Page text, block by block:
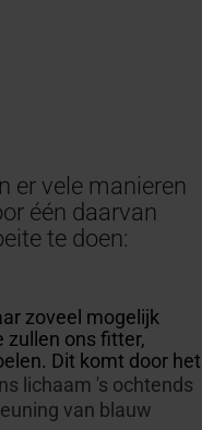
er vele manieren
één daarvan
te doen:
zoveel mogelijk
zullen ons fitter,
Dit komt door het
lichaam 's ochtends
van blauw